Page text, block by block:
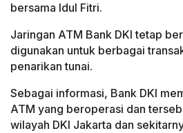
bersama Idul Fitri.
Jaringan ATM Bank DKI tetap
digunakan untuk berbagai
penarikan tunai.
Sebagai informasi, Bank DKI
ATM yang beroperasi dan
wilayah DKI Jakarta dan